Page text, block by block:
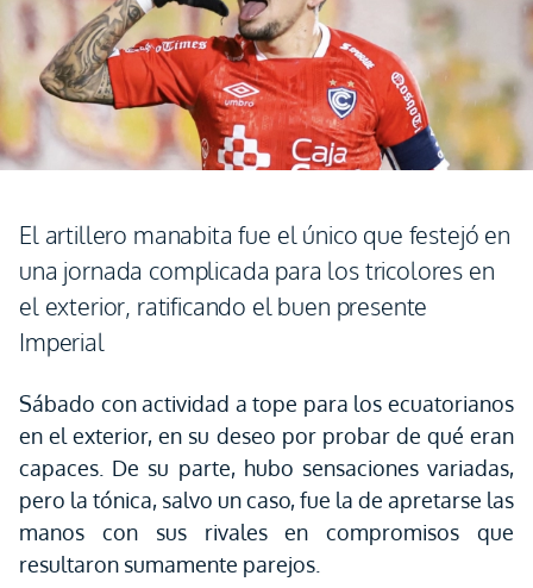
El artillero manabita fue el único que festejó en
una jornada complicada para los tricolores en
el exterior, ratificando el buen presente
Imperial
Sábado con actividad a tope para los ecuatorianos
en el exterior, en su deseo por probar de qué eran
capaces. De su parte, hubo sensaciones variadas,
pero la tónica, salvo un caso, fue la de apretarse las
manos con sus rivales en compromisos que
resultaron sumamente parejos.